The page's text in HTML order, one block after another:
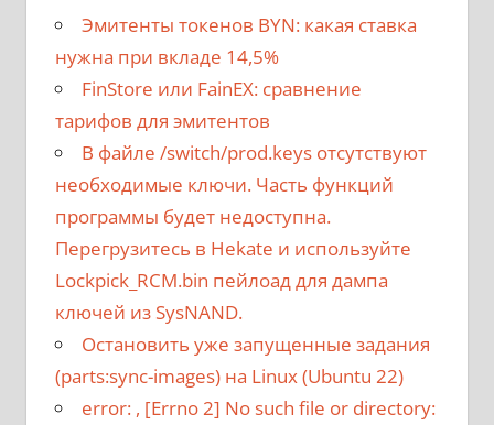
Эмитенты токенов BYN: какая ставка
нужна при вкладе 14,5%
FinStore или FainEX: сравнение
тарифов для эмитентов
В файле /switch/prod.keys отсутствуют
необходимые ключи. Часть функций
программы будет недоступна.
Перегрузитесь в Hekate и используйте
Lockpick_RCM.bin пейлоад для дампа
ключей из SysNAND.
Остановить уже запущенные задания
(parts:sync-images) на Linux (Ubuntu 22)
error: , [Errno 2] No such file or directory: